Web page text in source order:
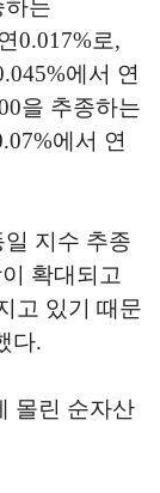
하는
0.017%로,
에서 연
을 추종하는
에서 연
지수 추종
확대되고
고 있기 때문
다.
몰린 순자산